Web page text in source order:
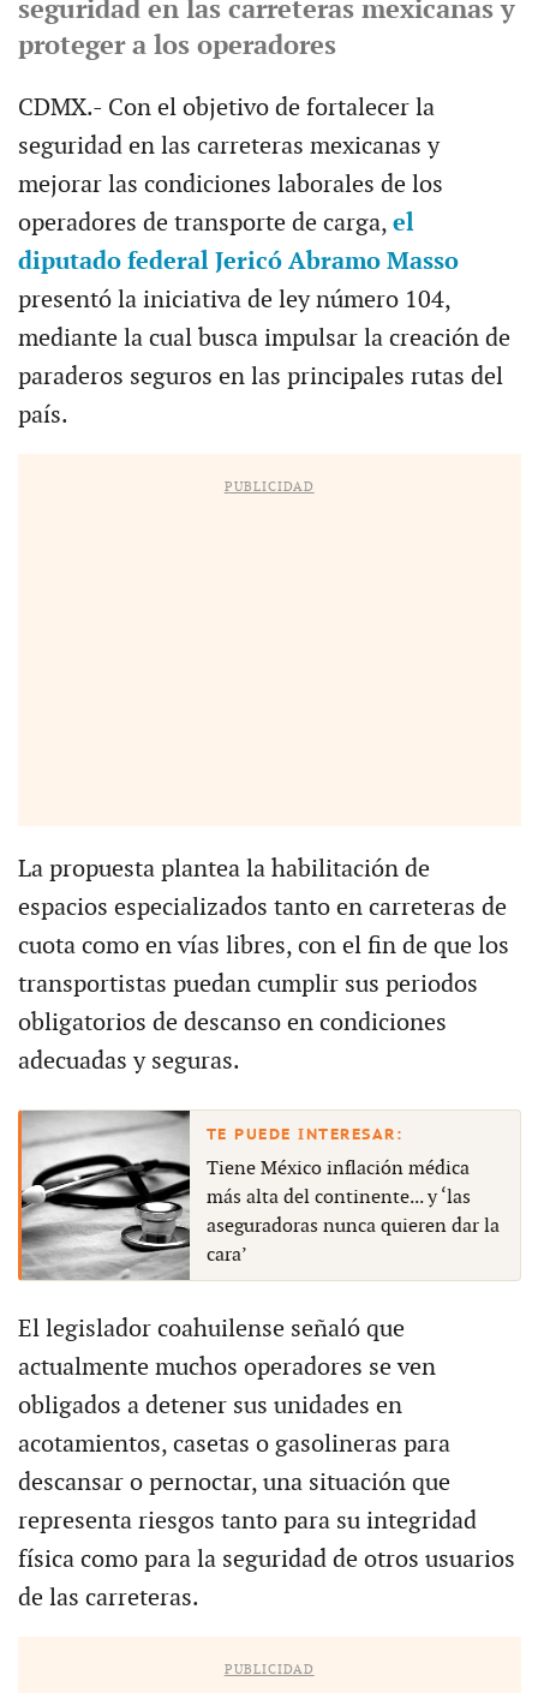
seguridad en las carreteras mexicanas y
proteger a los operadores
CDMX.- Con el objetivo de fortalecer la
seguridad en las carreteras mexicanas y
mejorar las condiciones laborales de los
operadores de transporte de carga, el
diputado federal Jericó Abramo Masso
presentó la iniciativa de ley número 104,
mediante la cual busca impulsar la creación de
paraderos seguros en las principales rutas del
país.
PUBLICIDAD
La propuesta plantea la habilitación de
espacios especializados tanto en carreteras de
cuota como en vías libres, con el fin de que los
transportistas puedan cumplir sus periodos
obligatorios de descanso en condiciones
adecuadas y seguras.
Tiene México inflación médica
más alta del continente... y ‘las
aseguradoras nunca quieren dar la
cara’
El legislador coahuilense señaló que
actualmente muchos operadores se ven
obligados a detener sus unidades en
acotamientos, casetas o gasolineras para
descansar o pernoctar, una situación que
representa riesgos tanto para su integridad
física como para la seguridad de otros usuarios
de las carreteras.
PUBLICIDAD